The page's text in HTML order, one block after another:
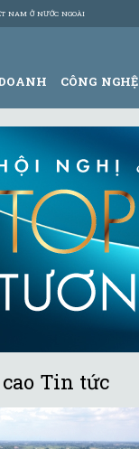
NAM Ở NƯỚC NGOÀI
CÔNG NGHỆ
Tin tức